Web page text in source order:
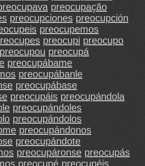
preocupação
preocupciones preocupción
preocupemos
preocupi preocupo
preocupou preocupá
preocupábame
preocupábanle
preocupábase
preocupáis preocupándola
preocupándoles
preocupándolos
preocupándonos
preocupándote
preocupáronse preocupás
preocupé preocupéis